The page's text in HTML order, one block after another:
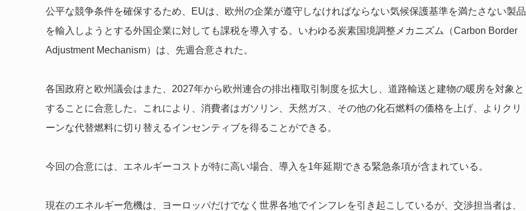
公平な競争条件を確保するため、EUは、欧州の企業が遵守しなければならない気候保護基準を満たさない製品
を輸入しようとする外国企業に対しても課税を導入する。いわゆる炭素国境調整メカニズム（Carbon Border
Adjustment Mechanism）は、先週合意された。
各国政府と欧州議会はまた、2027年から欧州連合の排出権取引制度を拡大し、道路輸送と建物の暖房を対象と
することに合意した。これにより、消費者はガソリン、天然ガス、その他の化石燃料の価格を上げ、よりクリ
ーンな代替燃料に切り替えるインセンティブを得ることができる。
今回の合意には、エネルギーコストが特に高い場合、導入を1年延期できる緊急条項が含まれている。
現在のエネルギー危機は、ヨーロッパだけでなく世界各地でインフレを引き起こしているが、交渉担当者は、